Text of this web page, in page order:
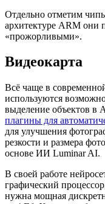
Отдельно отметим
архитектуре ARM
«прожорливыми».
Видеокарта
Всё чаще в
используются
выделение объектов в
плагины для
для улучшения
резкости и размера
основе ИИ Luminar AI.
В своей работе
графический
нужна мощная